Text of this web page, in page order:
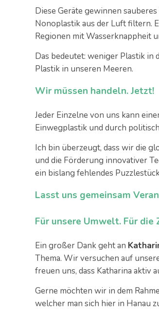
Diese Geräte gewinnen
Nonoplastik aus der Luft filtern.
Regionen mit Wasserknappheit
Das bedeutet: weniger Plastik
Plastik in unseren Meeren.
Wir müssen handeln. Jetzt!
Jeder Einzelne von uns kann
Einwegplastik und durch
Ich bin überzeugt, dass wir die
und die Förderung innovativer
ein bislang fehlendes
Lasst uns gemeinsam
Für unsere Umwelt. Für die
Ein großer Dank geht an
Thema. Wir versuchen auf
freuen uns, dass Katharina aktiv
Gerne möchten wir in dem
welcher man sich hier in Hanau